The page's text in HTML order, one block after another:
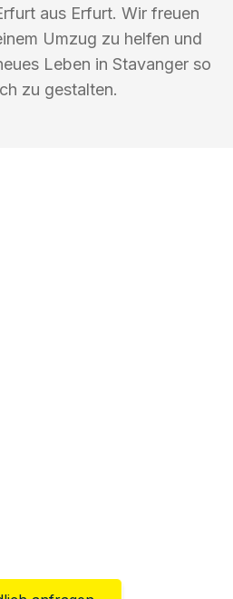
aus Erfurt. Wir freuen
Umzug zu helfen und
Leben in Stavanger so
zu gestalten.